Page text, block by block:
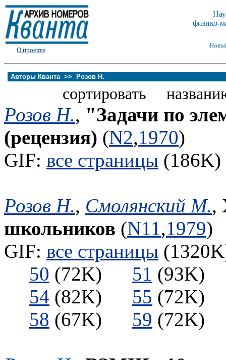
О проекте
физико-
Авторы Кванта >> Розов Н.
сортировать
Розов Н., "Задачи по
(рецензия) (N2,1970)
GIF: все страницы
Розов Н., Смолянский М.,
школьников (N11,1979)
GIF: все страницы
50 (72K) 51
54 (82K) 55
58 (67K) 59